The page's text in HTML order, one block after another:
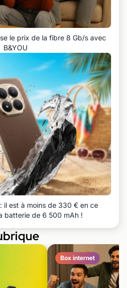
le prix de la fibre 8 Gb/s avec
B&YOU
il est à moins de 330 € en ce
batterie de 6 500 mAh !
Box internet